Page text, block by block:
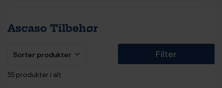
Ascaso Tilbehør
55 produkter i alt
Filter